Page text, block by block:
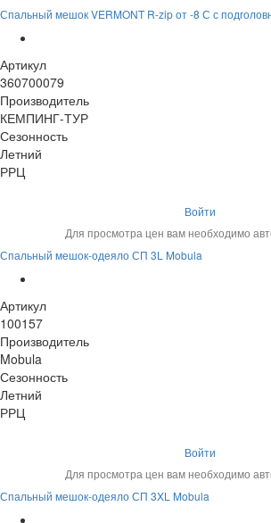
Спальный мешок VERMONT R-zip от -8 С с
Артикул
360700079
Производитель
КЕМПИНГ-ТУР
Сезонность
Летний
РРЦ
Войти
Для просмотра цен вам необходимо
Спальный мешок-одеяло СП 3L Mobula
Артикул
100157
Производитель
Mobula
Сезонность
Летний
РРЦ
Войти
Для просмотра цен вам необходимо
Спальный мешок-одеяло СП 3XL Mobula